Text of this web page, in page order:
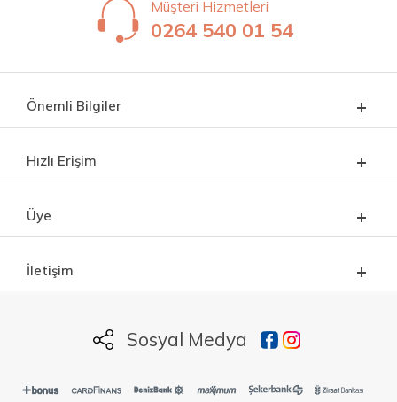
Müşteri Hizmetleri
0264 540 01 54
Önemli Bilgiler
Hızlı Erişim
Üye
İletişim
Sosyal Medya